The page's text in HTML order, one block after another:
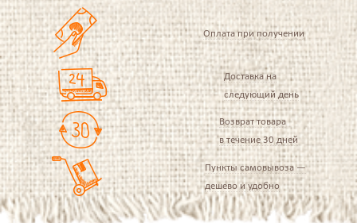
Оплата при получении
Доставка на
следующий день
Возврат товара
в течение 30 дней
Пункты самовывоза —
дешево и удобно